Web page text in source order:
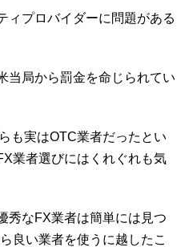
ィプロバイダーに問題がある
当局から罰金を命じられてい
も実はOTC業者だったとい
業者選びにはくれぐれも気
秀なFX業者は簡単には見つ
良い業者を使うに越したこ